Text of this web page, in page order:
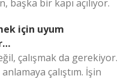
başka bir kapı açılıyor.
için uyum
çalışmak da gerekiyor.
çalıştım. İşin